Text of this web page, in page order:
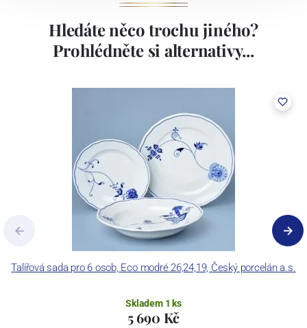
Hledáte něco trochu jiného?
Prohlédněte si alternativy...
Talířová sada pro 6 osob, Eco modré 26,24,19, Český porcelán a.s.
Skladem 1 ks
5 690 Kč